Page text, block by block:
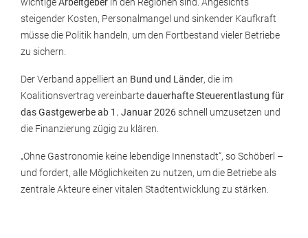
steigender Kosten, Personalmangel und sinkender Kaufkraft
müsse die Politik handeln, um den Fortbestand vieler Betriebe
zu sichern.
Der Verband appelliert an Bund und Länder, die im
Koalitionsvertrag vereinbartedauerhafte Steuerentlastung für
das Gastgewerbe ab 1. Januar 2026schnell umzusetzen und
die Finanzierung zügig zu klären.
„Ohne Gastronomie keine lebendige Innenstadt“, so Schöberl –
und fordert, alle Möglichkeiten zu nutzen, um die Betriebe als
zentrale Akteure einer vitalen Stadtentwicklung zu stärken.